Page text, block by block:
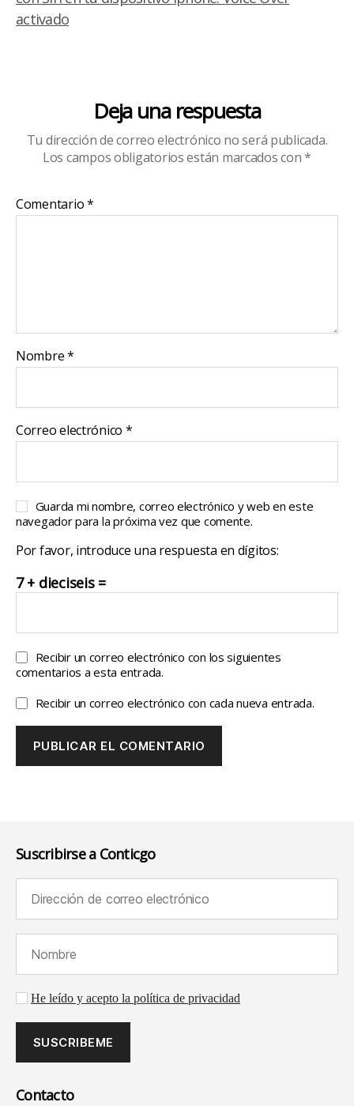
activado
Deja una respuesta
Tu dirección de correo electrónico no será publicada.
Los campos obligatorios están marcados con*
Comentario*
Nombre*
Correo electrónico *
Guarda mi nombre, correo electrónico y web en este
navegador para la próxima vez que comente.
Por favor, introduce una respuesta en dígitos:
7 + dieciseis =
Recibir un correo electrónico con los siguientes
comentarios a esta entrada.
Recibir un correo electrónico con cada nueva entrada.
Suscribirse a Conticgo
Aceptación de la política de privacidad
He leído y acepto la política de privacidad
Contacto